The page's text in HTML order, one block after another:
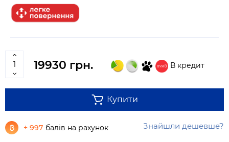
19930 грн. В кредит
Купити
+ 997 балів на рахунок Знайшли дешевше?